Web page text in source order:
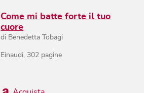
Come mi batte forte il tuo
cuore
di Benedetta Tobagi
Einaudi, 302 pagine